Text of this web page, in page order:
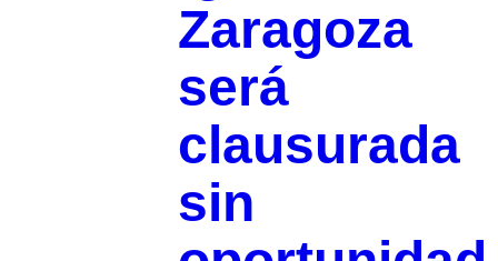
Zaragoza
será
clausurada
sin